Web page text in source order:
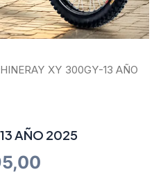
XY 300GY-13 AÑO
AÑO 2025